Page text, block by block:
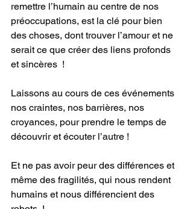
remettre l’humain au centre de nos
préoccupations, est la clé pour bien
des choses, dont trouver l’amour et ne
serait ce que créer des liens profonds
et sincères  !
Laissons au cours de ces événements
nos craintes, nos barrières, nos
croyances, pour prendre le temps de
découvrir et écouter l’autre !
Et ne pas avoir peur des différences et
même des fragilités, qui nous rendent
humains et nous différencient des